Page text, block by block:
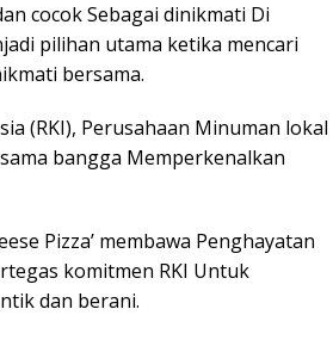
cocok Sebagai dinikmati Di
pilihan utama ketika mencari
bersama.
(RKI), Perusahaan Minuman lokal
bangga Memperkenalkan
Pizza’ membawa Penghayatan
komitmen RKI Untuk
dan berani.